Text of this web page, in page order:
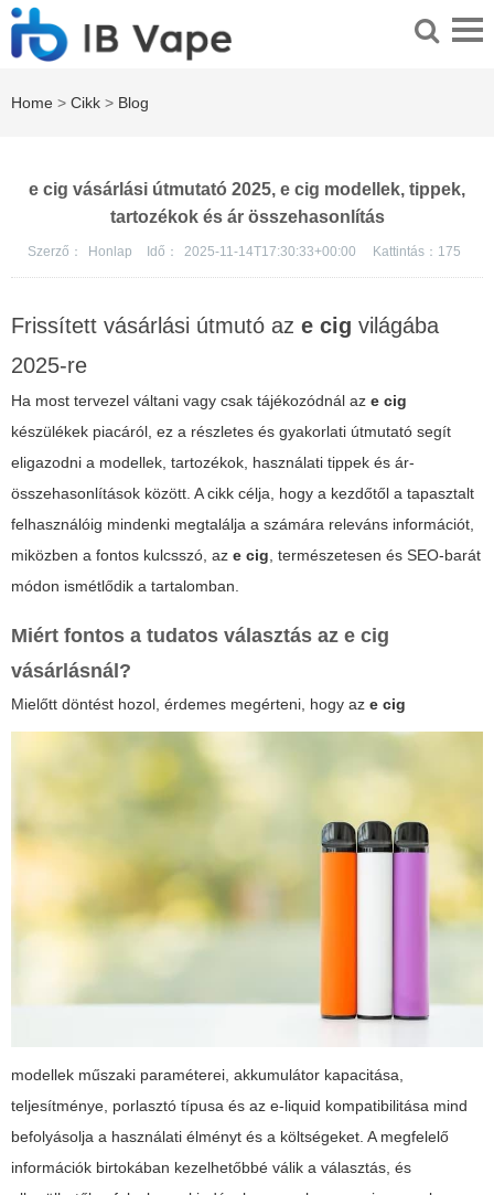
Home > Cikk > Blog
e cig vásárlási útmutató 2025, e cig modellek, tippek,
tartozékok és ár összehasonlítás
Szerző： Honlap Idő： 2025-11-14T17:30:33+00:00 Kattintás： 175
Frissített vásárlási útmutó az e cig világába
2025-re
Ha most tervezel váltani vagy csak tájékozódnál az e cig
készülékek piacáról, ez a részletes és gyakorlati útmutató segít
eligazodni a modellek, tartozékok, használati tippek és ár-
összehasonlítások között. A cikk célja, hogy a kezdőtől a tapasztalt
felhasználóig mindenki megtalálja a számára releváns információt,
miközben a fontos kulcsszó, az e cig, természetesen és SEO-barát
módon ismétlődik a tartalomban.
Miért fontos a tudatos választás az e cig
vásárlásnál?
Mielőtt döntést hozol, érdemes megérteni, hogy az e cig
modellek műszaki paraméterei, akkumulátor kapacitása,
teljesítménye, porlasztó típusa és az e-liquid kompatibilitása mind
befolyásolja a használati élményt és a költségeket. A megfelelő
információk birtokában kezelhetőbbé válik a választás, és